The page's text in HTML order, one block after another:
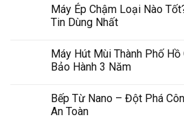
Máy Ép Chậm Loại Nào
Tin Dùng Nhất
Máy Hút Mùi Thành Phố
Bảo Hành 3 Năm
Bếp Từ Nano – Đột Phá
An Toàn